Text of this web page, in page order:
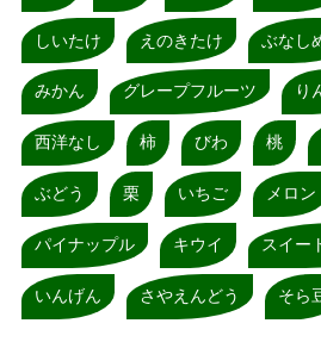
しいたけ えのきたけ ぶなし
みかん グレープフルーツ り
西洋なし 柿 びわ 桃
ぶどう 栗 いちご メロン
パイナップル キウイ スイー
いんげん さやえんどう そら